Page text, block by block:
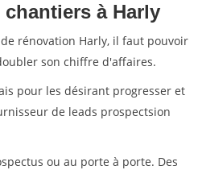
à Harly
rénovation Harly, il faut pouvoir
son chiffre d'affaires.
pour les désirant progresser et
de leads prospectsion
ou au porte à porte. Des